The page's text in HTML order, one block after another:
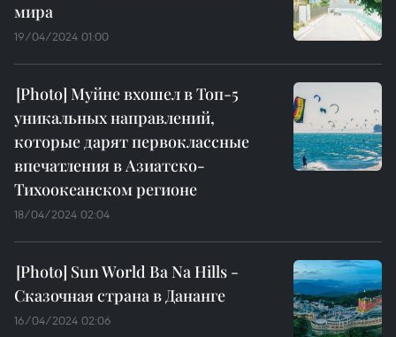
мира
19/04/2024 01:00
Муйне вхошел в Топ-5
уникальных направлений,
которые дарят первоклассные
впечатления в Азиатско-
Тихоокеанском регионе
18/04/2024 02:04
Sun World Ba Na Hills -
Сказочная страна в Дананге
16/04/2024 02:06